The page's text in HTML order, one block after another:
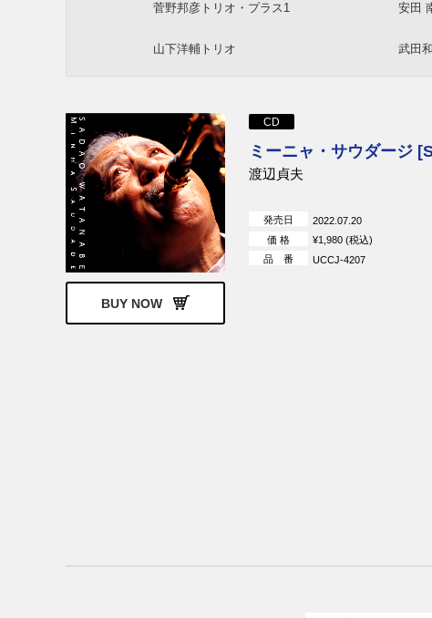
菅野邦彦トリオ・プラス1
安田
山下洋輔トリオ
武田
BUY NOW
CD
ミーニャ・サウダージ
渡辺貞夫
発売日
2022.07.20
価 格
¥1,980 (税込)
品 番
UCCJ-4207